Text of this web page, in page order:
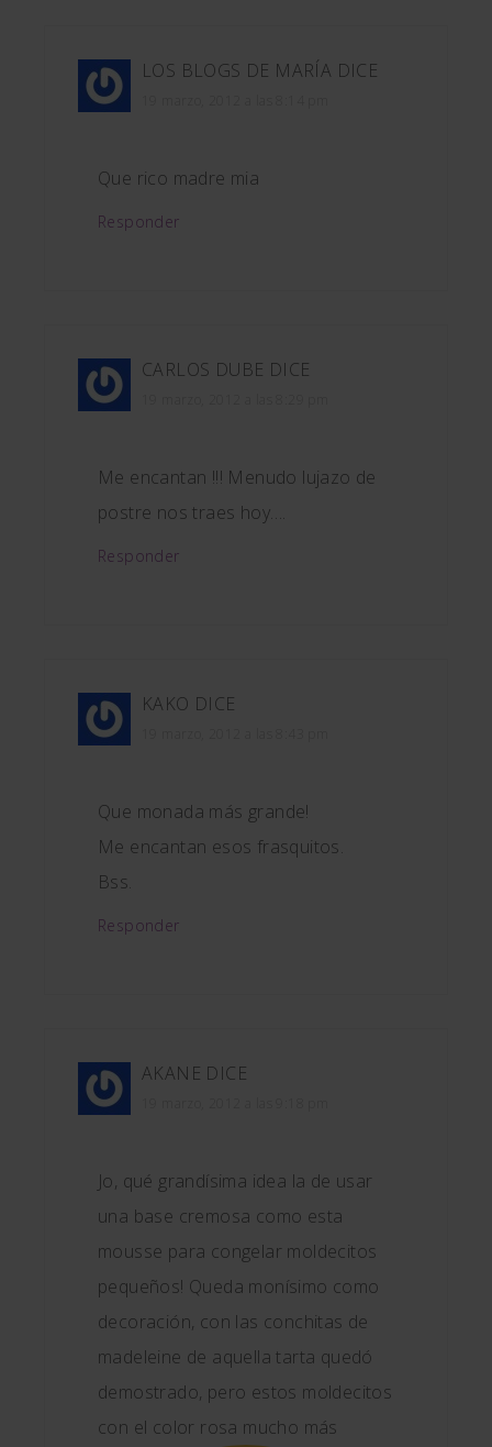
LOS BLOGS DE MARÍA DICE
Que rico madre mia
Responder
CARLOS DUBE DICE
Me encantan !!! Menudo lujazo de
postre nos traes hoy….
Responder
KAKO DICE
Que monada más grande!
Me encantan esos frasquitos.
Bss.
Responder
AKANE DICE
Jo, qué grandísima idea la de usar
una base cremosa como esta
mousse para congelar moldecitos
pequeños! Queda monísimo como
decoración, con las conchitas de
madeleine de aquella tarta quedó
demostrado, pero estos moldecitos
con el color rosa mucho más